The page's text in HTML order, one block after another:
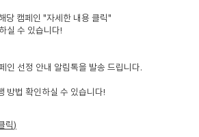
당 캠페인 "자세한 내용 클릭"
실 수 있습니다!
인 선정 안내 알림톡을 발송 드립니다.
방법 확인하실 수 있습니다!
릭)